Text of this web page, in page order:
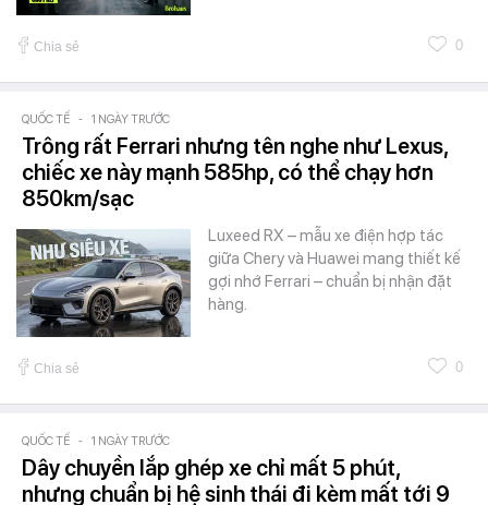
Chia sẻ 0
QUỐC TẾ - 1 NGÀY TRƯỚC
Trông rất Ferrari nhưng tên nghe như Lexus,
chiếc xe này mạnh 585hp, có thể chạy hơn
850km/sạc
Luxeed RX – mẫu xe điện hợp tác
giữa Chery và Huawei mang thiết kế
gợi nhớ Ferrari – chuẩn bị nhận đặt
hàng.
Chia sẻ 0
QUỐC TẾ - 1 NGÀY TRƯỚC
Dây chuyền lắp ghép xe chỉ mất 5 phút,
nhưng chuẩn bị hệ sinh thái đi kèm mất tới 9